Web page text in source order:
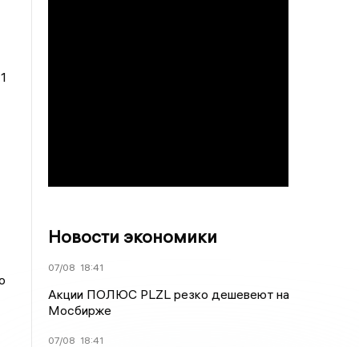
Новости экономики
07/08 18:41
Акции ПОЛЮС PLZL резко дешевеют на
Мосбирже
07/08 18:41